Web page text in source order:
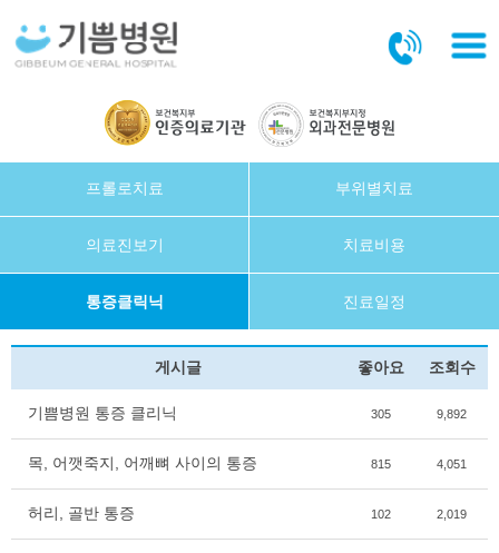
프롤로치료 부위별치료
의료진보기 치료비용
통증클릭닉 진료일정
게시글 좋아요 조회수
기쁨병원 통증 클리닉 305 9,892
목, 어깻죽지, 어깨뼈 사이의 통증 815 4,051
허리, 골반 통증 102 2,019